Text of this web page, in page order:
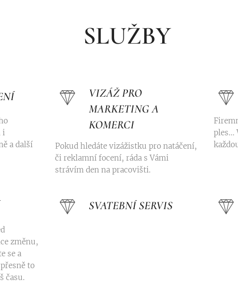
SLUŽBY
i
a další
VIZÁŽ PRO
MARKETING A
KOMERCI
Pokud hledáte vizážistku pro natáčení,
či reklamní focení, ráda s Vámi
strávím den na pracovišti.
ples...
změnu,
se a
to
času.
SVATEBNÍ SERVIS